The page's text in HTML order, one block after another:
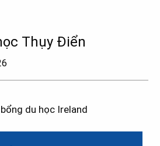
Thụy Điển